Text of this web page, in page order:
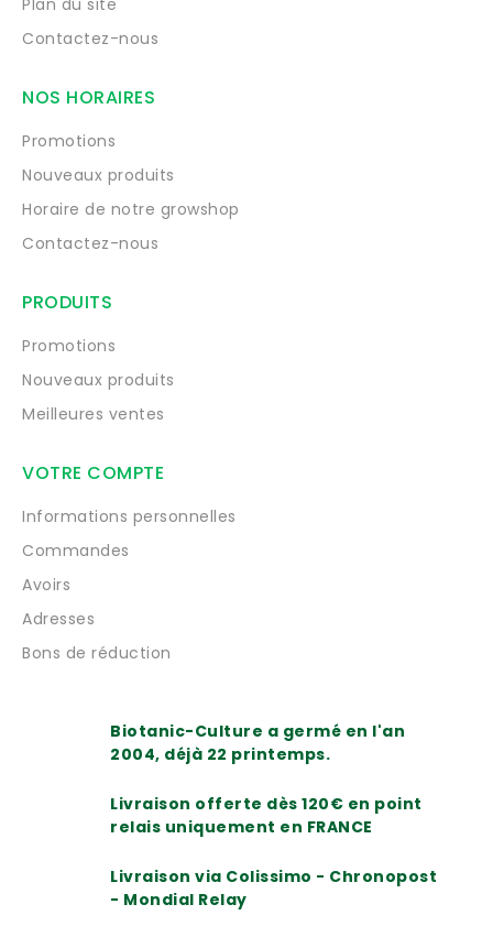
Contactez-nous
NOS HORAIRES
Promotions
Nouveaux produits
Horaire de notre growshop
Contactez-nous
PRODUITS
Promotions
Nouveaux produits
Meilleures ventes
VOTRE COMPTE
Informations personnelles
Commandes
Avoirs
Adresses
Bons de réduction
Biotanic-Culture a germé en l'an
2004, déjà 22 printemps.
Livraison offerte dès 120€ en point
relais uniquement en FRANCE
Livraison via Colissimo - Chronopost
- Mondial Relay